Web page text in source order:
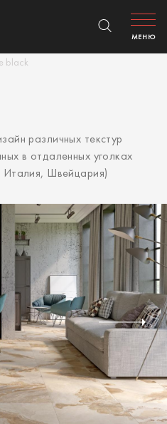
black
МЕНЮ
различных текстур
в отдаленных уголках
Италия, Швейцария)